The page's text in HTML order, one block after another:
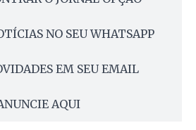
NO SEU WHATSAPP
EM SEU EMAIL
AQUI